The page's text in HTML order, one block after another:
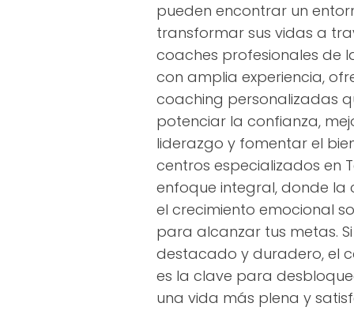
pueden encontrar un
transformar sus vidas a
coaches profesionales de
con amplia experiencia,
coaching personalizadas
potenciar la confianza,
liderazgo y fomentar el
centros especializados en
enfoque integral, donde la
el crecimiento emocional
para alcanzar tus metas.
destacado y duradero, el
es la clave para
una vida más plena y